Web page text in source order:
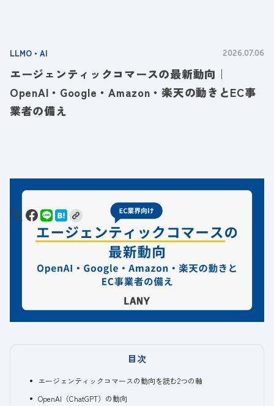
LLMO・AI 2026.07.06
エージェンティックコマースの最新動向｜
OpenAI・Google・Amazon・楽天の動きとEC事
業者の備え
目次
エージェンティックコマースの動向を読む2つの軸
OpenAI（ChatGPT）の動向